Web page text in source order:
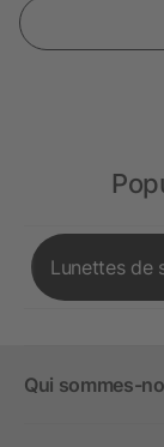
Lunettes de
Qui sommes-